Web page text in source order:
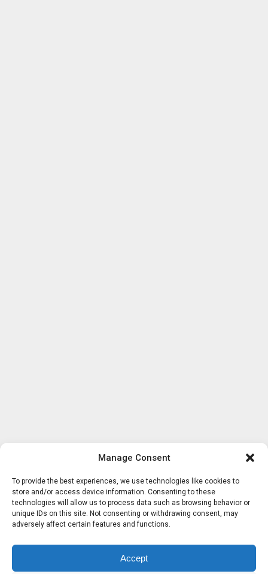
Manage Consent
To provide the best experiences, we use technologies like cookies to
store and/or access device information. Consenting to these
technologies will allow us to process data such as browsing behavior or
unique IDs on this site. Not consenting or withdrawing consent, may
adversely affect certain features and functions.
Accept